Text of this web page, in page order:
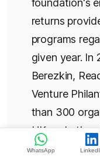
foundation's
returns
programs
given year. In
Berezkin,
Venture
than 300
UK and
WhatsApp